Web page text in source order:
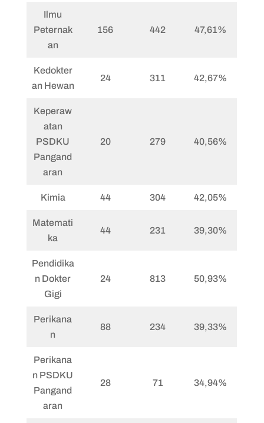
Ilmu
Peternak
an
156 442 47,61%
Kedokter
an Hewan
24 311 42,67%
Keperaw
atan
PSDKU
Pangand
aran
20 279 40,56%
Kimia 44 304 42,05%
Matemati
ka
44 231 39,30%
Pendidika
n Dokter
Gigi
24 813 50,93%
Perikana
n
88 234 39,33%
Perikana
n PSDKU
Pangand
aran
28 71 34,94%